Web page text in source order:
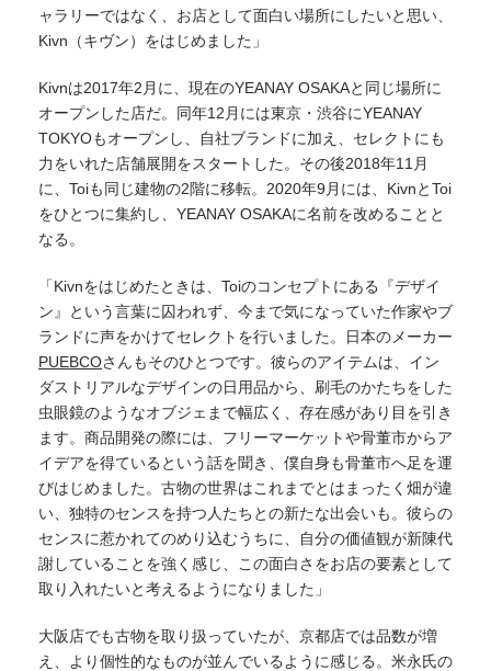
ャラリーではなく、お店として面白い場所にしたいと思い、
Kivn（キヴン）をはじめました」
Kivnは2017年2月に、現在のYEANAY OSAKAと同じ場所に
オープンした店だ。同年12月には東京・渋谷にYEANAY
TOKYOもオープンし、自社ブランドに加え、セレクトにも
力をいれた店舗展開をスタートした。その後2018年11月
に、Toiも同じ建物の2階に移転。2020年9月には、KivnとToi
をひとつに集約し、YEANAY OSAKAに名前を改めることと
なる。
「Kivnをはじめたときは、Toiのコンセプトにある『デザイ
ン』という言葉に囚われず、今まで気になっていた作家やブ
ランドに声をかけてセレクトを行いました。日本のメーカー
PUEBCOさんもそのひとつです。彼らのアイテムは、イン
ダストリアルなデザインの日用品から、刷毛のかたちをした
虫眼鏡のようなオブジェまで幅広く、存在感があり目を引き
ます。商品開発の際には、フリーマーケットや骨董市からア
イデアを得ているという話を聞き、僕自身も骨董市へ足を運
びはじめました。古物の世界はこれまでとはまったく畑が違
い、独特のセンスを持つ人たちとの新たな出会いも。彼らの
センスに惹かれてのめり込むうちに、自分の価値観が新陳代
謝していることを強く感じ、この面白さをお店の要素として
取り入れたいと考えるようになりました」
大阪店でも古物を取り扱っていたが、京都店では品数が増
え、より個性的なものが並んでいるように感じる。米永氏の